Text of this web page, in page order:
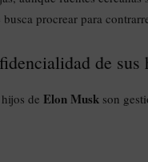
procrear para
de sus
de Elon Musk son